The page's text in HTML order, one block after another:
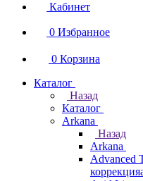
Кабинет
0 Избранное
0 Корзина
Каталог
Назад
Каталог
Arkana
Назад
Arkana
Advanced